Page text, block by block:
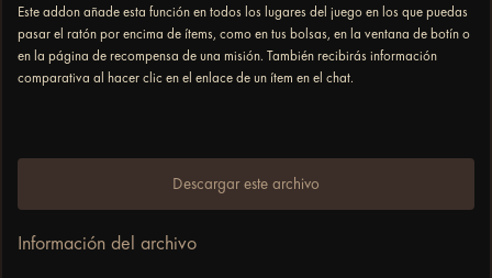
Este addon añade esta función en todos los lugares del juego en los que puedas
pasar el ratón por encima de ítems, como en tus bolsas, en la ventana de botín o
en la página de recompensa de una misión. También recibirás información
comparativa al hacer clic en el enlace de un ítem en el chat.
Descargar este archivo
Información del archivo